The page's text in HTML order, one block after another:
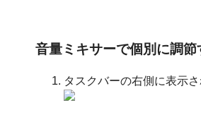
音量ミキサーで個別に調節
タスクバーの右側に表示